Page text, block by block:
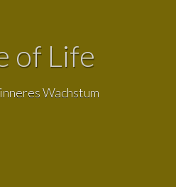
of Life
Wachstum